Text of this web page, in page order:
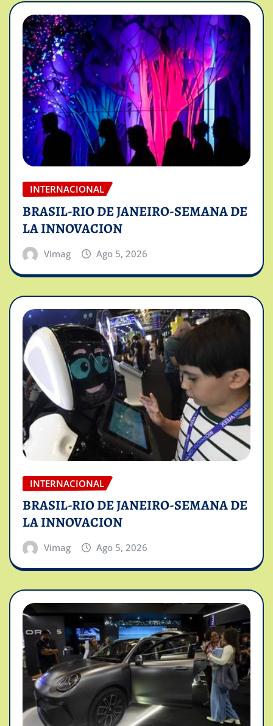
INTERNACIONAL
BRASIL-RIO DE JANEIRO-SEMANA DE
LA INNOVACION
Vimag Ago 5, 2026
INTERNACIONAL
BRASIL-RIO DE JANEIRO-SEMANA DE
LA INNOVACION
Vimag Ago 5, 2026